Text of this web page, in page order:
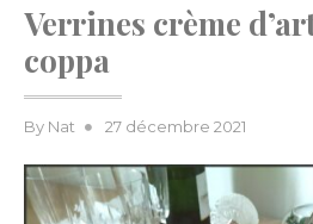
Verrines crème
coppa
By Nat
Posted
27 décembre 2021